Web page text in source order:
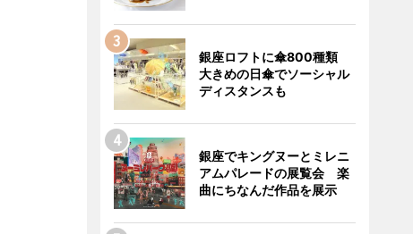
銀座ロフトに傘800種類
大きめの日傘でソーシャル
ディスタンスも
銀座でキングヌーとミレニ
アムパレードの展覧会 楽
曲にちなんだ作品を展示